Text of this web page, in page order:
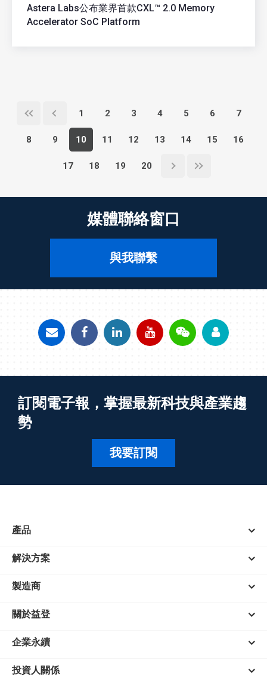
Astera Labs公布業界首款CXL™ 2.0 Memory
Accelerator SoC Platform
1 2 3 4 5 6 7
8 9 10 11 12 13 14 15 16
17 18 19 20
媒體聯絡窗口
與我聯繫
訂閱電子報，掌握最新科技與產業趨
勢
我要訂閱
產品
解決方案
製造商
關於益登
企業永續
投資人關係